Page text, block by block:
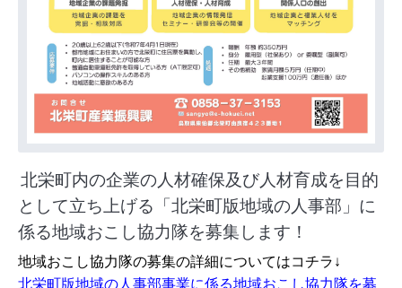
北栄町内の企業の人材確保及び人材育成を目的
として立ち上げる「北栄町版地域の人事部」に
係る地域おこし協力隊を募集します！
地域おこし協力隊の募集の詳細についてはコチラ↓
北栄町版地域の人事部事業に係る地域おこし協力隊を募